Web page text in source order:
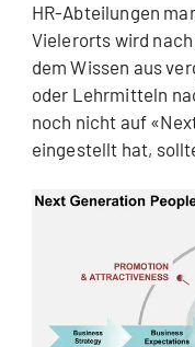
HR-Abteilungen
Vielerorts wird
dem Wissen aus
oder Lehrmitteln
noch nicht auf
eingestellt hat,